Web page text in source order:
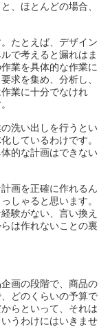
、ほとんどの場合、
たとえば、デザイン
で考えると漏れはま
業を具体的な作業に
求を集め、分析し、
業に十分でなけれ
洗い出しを行うとい
しているわけです。
的な計画はできない
画を正確に作れるん
しゃると思います。
験がない、言い換え
は作れないことの裏
画の段階で、商品の
どのくらいの予算で
らといって、それは
うわけにはいきませ